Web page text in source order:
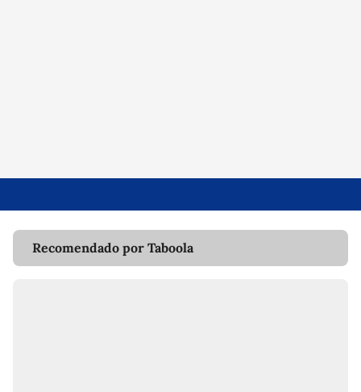
Recomendado por Taboola